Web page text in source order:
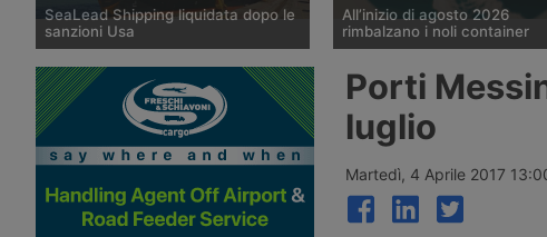
SeaLead Shipping liquidata dopo le
sanzioni Usa
La compagnia container di Singapore
SeaLead Shipping ha presentato
richiesta di liquidazione volontaria
dopo essere stata colpita dalle
sanzioni dirette del Tesoro Usa di
luglio 2026, terzo atto di una
campagna contro la rete armatoriale
di Mohammad Hossein Shamkhani,
figlio del consigliere di Khamenei
All’inizio di agosto 2026
rimbalzano i noli container
di container diffusi il 6
medio globale dell’uno
interrompendo tre settimane
grazie ai rialzi record sul
transpacifico Shanghai-New
Shanghai-Los Angeles.
Porti
luglio
Martedì, 4 Aprile 2017